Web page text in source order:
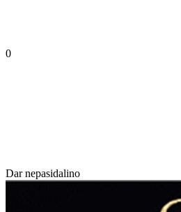
0
Dar nepasidalino